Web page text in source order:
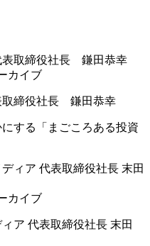
カイブ
取締役社長 鎌田恭幸
する「まごころある投資
カイブ
ア 代表取締役社長 末田